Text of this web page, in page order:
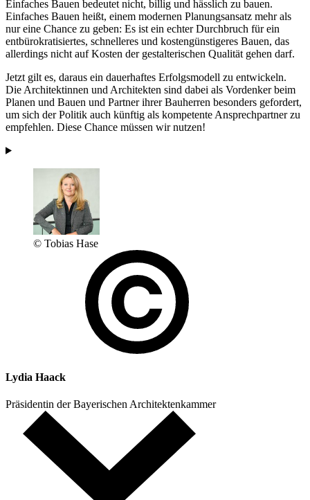
Einfaches Bauen bedeutet nicht, billig und hässlich zu bauen.
Einfaches Bauen heißt, einem modernen Planungsansatz mehr als
nur eine Chance zu geben: Es ist ein echter Durchbruch für ein
entbürokratisiertes, schnelleres und kostengünstigeres Bauen, das
allerdings nicht auf Kosten der gestalterischen Qualität gehen darf.
Jetzt gilt es, daraus ein dauerhaftes Erfolgsmodell zu entwickeln.
Die Architektinnen und Architekten sind dabei als Vordenker beim
Planen und Bauen und Partner ihrer Bauherren besonders gefordert,
um sich der Politik auch künftig als kompetente Ansprechpartner zu
empfehlen. Diese Chance müssen wir nutzen!
© Tobias Hase
Lydia Haack
Präsidentin der Bayerischen Architektenkammer